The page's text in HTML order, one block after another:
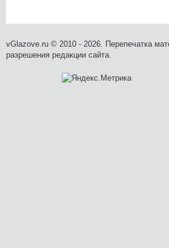
vGlazove.ru © 2010 - 2026. Перепечатка
разрешения редакции сайта.